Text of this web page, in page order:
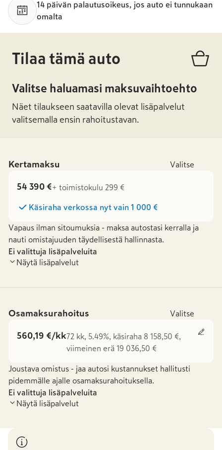
14 päivän palautusoikeus, jos auto ei tunnukaan
omalta
Tilaa tämä auto
Valitse haluamasi maksuvaihtoehto
Näet tilaukseen saatavilla olevat lisäpalvelut
valitsemalla ensin rahoitustavan.
Kertamaksu Valitse
54 390 €+ toimistokulu 299 €
Käsiraha verkossa nyt vain 1 000 €
Vapaus ilman sitoumuksia - maksa autostasi kerralla ja
nauti omistajuuden täydellisestä hallinnasta.
Ei valittuja lisäpalveluita
Näytä lisäpalvelut
Osamaksurahoitus Valitse
560,19 €/kk72 kk, 5.49%, käsiraha 8 158,50 €,
viimeinen erä 19 036,50 €
Joustava omistus - jaa autosi kustannukset hallitusti
pidemmälle ajalle osamaksurahoituksella.
Ei valittuja lisäpalveluita
Näytä lisäpalvelut